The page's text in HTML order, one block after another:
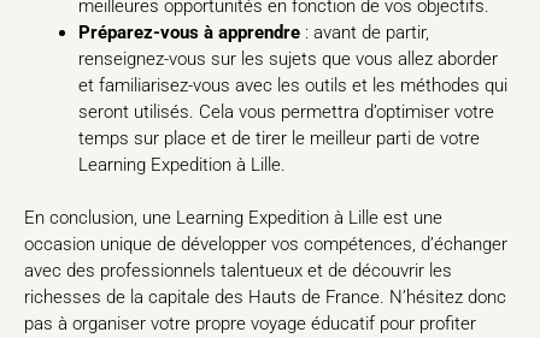
meilleures opportunités en fonction de vos objectifs.
Préparez-vous à apprendre : avant de partir,
renseignez-vous sur les sujets que vous allez aborder
et familiarisez-vous avec les outils et les méthodes qui
seront utilisés. Cela vous permettra d’optimiser votre
temps sur place et de tirer le meilleur parti de votre
Learning Expedition à Lille.
En conclusion, une Learning Expedition à Lille est une
occasion unique de développer vos compétences, d’échanger
avec des professionnels talentueux et de découvrir les
richesses de la capitale des Hauts de France. N’hésitez donc
pas à organiser votre propre voyage éducatif pour profiter